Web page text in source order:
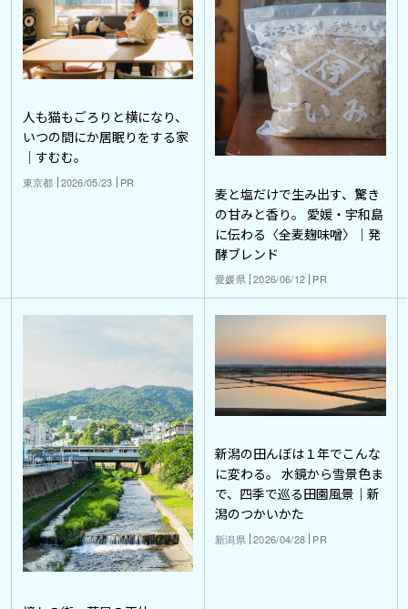
人も猫もごろりと横になり、
いつの間にか居眠りをする家
｜すむむ。
東京都 2026/05/23 PR
麦と塩だけで生み出す、驚き
の甘みと香り。 愛媛・宇和島
に伝わる〈全麦麹味噌〉｜発
酵ブレンド
愛媛県 2026/06/12 PR
新潟の田んぼは１年でこんな
に変わる。 水鏡から雪景色ま
で、四季で巡る田園風景｜新
潟のつかいかた
新潟県 2026/04/28 PR